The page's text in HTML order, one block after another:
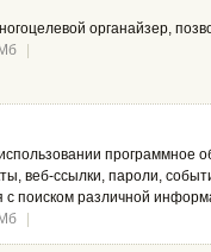
органайзер,
программное
веб-ссылки, пароли,
с поиском различной